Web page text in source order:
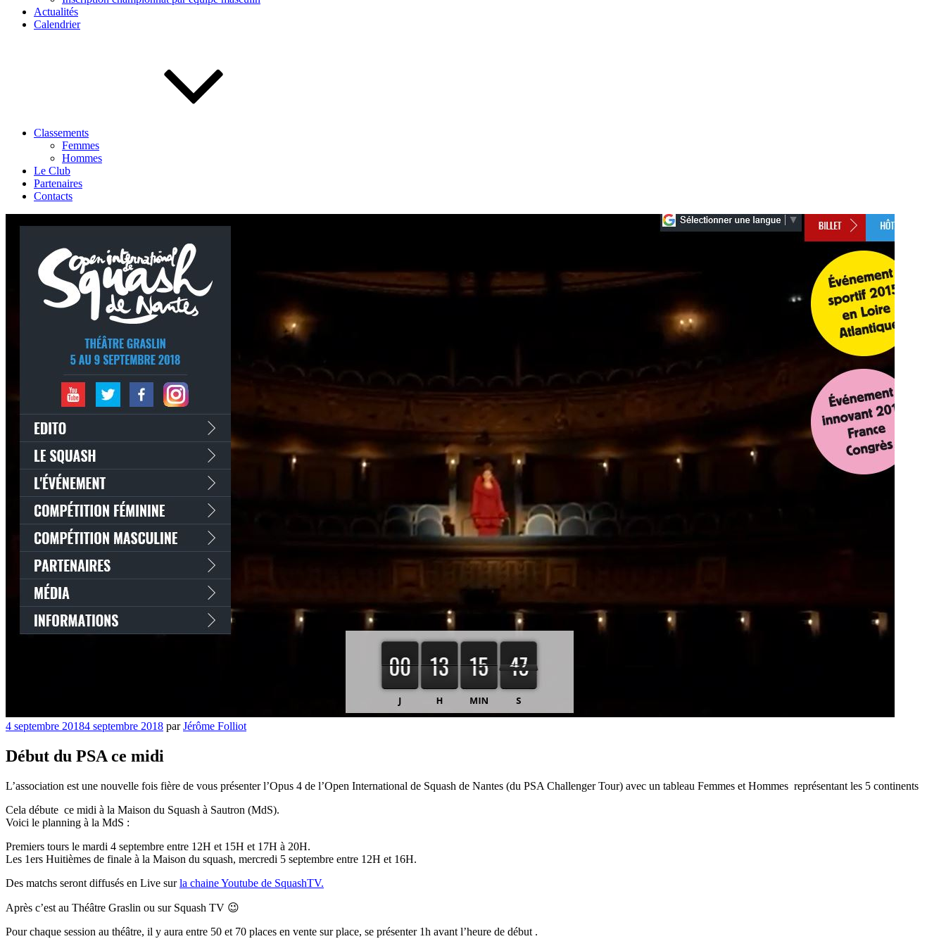
Actualités
Calendrier
Classements
Femmes
Hommes
Le Club
Partenaires
Contacts
Publié
4 septembre 20184 septembre 2018 parJérôme Folliot
Début du PSA ce midi
L’association est une nouvelle fois fière de vous présenter l’Opus 4 de l’Open International de Squash de Nantes (du PSA Challenger Tour) avec un tableau Femmes et Hommes représentant les 5 continents
Cela débute ce midi à la Maison du Squash à Sautron (MdS).
Voici le planning à la MdS :
Premiers tours le mardi 4 septembre entre 12H et 15H et 17H à 20H.
Les 1ers Huitièmes de finale à la Maison du squash, mercredi 5 septembre entre 12H et 16H.
Des matchs seront diffusés en Live surla chaine Youtube de SquashTV.
Après c’est au Théâtre Graslin ou sur Squash TV 😉
Pour chaque session au théâtre, il y aura entre 50 et 70 places en vente sur place, se présenter 1h avant l’heure de début .